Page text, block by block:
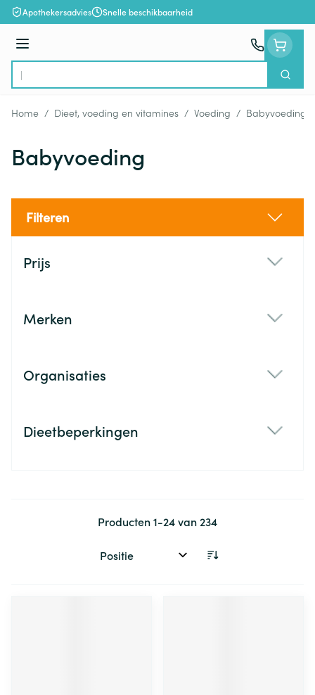
Ga naar de inhoud
Apothekersadvies Snelle beschikbaarheid
Menu
Product, merk, categorie...
Zoek
Home / Dieet, voeding en vitamines / Voeding / Babyvoeding
Babyvoeding
Filteren
Prijs
Merken
Organisaties
Dieetbeperkingen
Producten1-24van 234
Sorteer op: